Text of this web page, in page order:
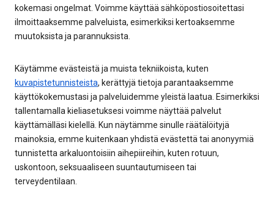
kokemasi ongelmat. Voimme käyttää sähköpostiosoitettasi
ilmoittaaksemme palveluista, esimerkiksi kertoaksemme
muutoksista ja parannuksista.
Käytämme evästeistä ja muista tekniikoista, kuten
kuvapistetunnisteista, kerättyjä tietoja parantaaksemme
käyttökokemustasi ja palveluidemme yleistä laatua. Esimerkiksi
tallentamalla kieliasetuksesi voimme näyttää palvelut
käyttämälläsi kielellä. Kun näytämme sinulle räätälöityjä
mainoksia, emme kuitenkaan yhdistä evästettä tai anonyymiä
tunnistetta arkaluontoisiin aihepiireihin, kuten rotuun,
uskontoon, seksuaaliseen suuntautumiseen tai
terveydentilaan.